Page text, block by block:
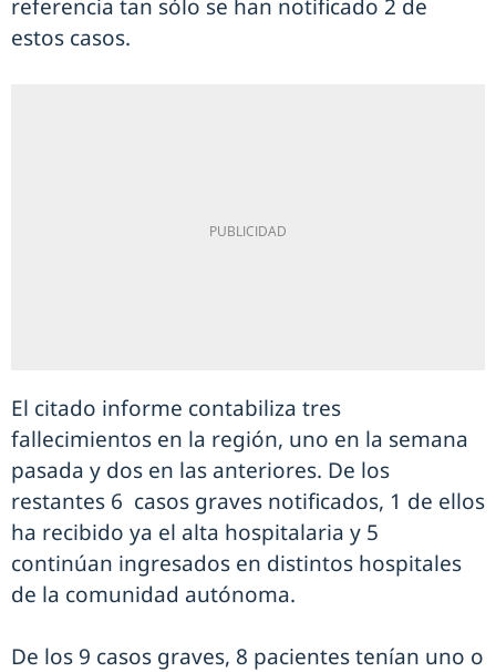
referencia tan sólo se han notificado 2 de
estos casos.
El citado informe contabiliza tres
fallecimientos en la región, uno en la semana
pasada y dos en las anteriores. De los
restantes 6 casos graves notificados, 1 de ellos
ha recibido ya el alta hospitalaria y 5
continúan ingresados en distintos hospitales
de la comunidad autónoma.
De los 9 casos graves, 8 pacientes tenían uno o